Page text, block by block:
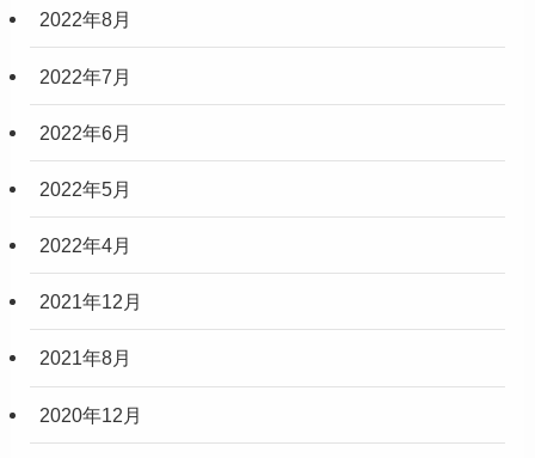
2022年8月
2022年7月
2022年6月
2022年5月
2022年4月
2021年12月
2021年8月
2020年12月